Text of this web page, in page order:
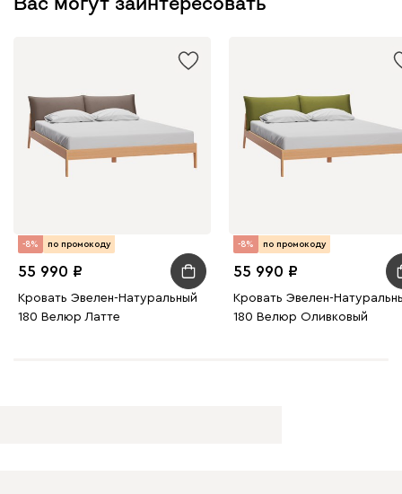
-8% по промокоду
55 990
Кровать Эвелен-Натуральный
180 Велюр Латте
-8% по промокоду
55 990
Кровать Эвелен-
180 Велюр Оливковый